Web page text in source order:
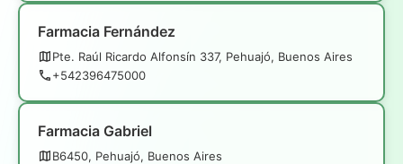
Farmacia Fernández
Pte. Raúl Ricardo Alfonsín 337, Pehuajó, Buenos Aires
+542396475000
Farmacia Gabriel
B6450, Pehuajó, Buenos Aires